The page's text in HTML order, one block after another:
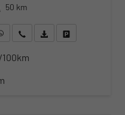
50 km
WhatsApp anfragen
Wir rufen Sie anFahrzeugexposé (PDF)